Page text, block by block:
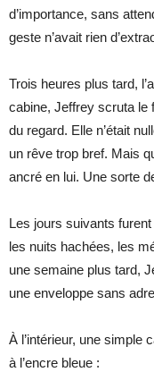
d’importance, sans
geste n’avait rien
Trois heures plus tard,
cabine, Jeffrey scruta le
du regard. Elle n’était
un rêve trop bref. Mais
ancré en lui. Une sorte
Les jours suivants
les nuits hachées, les
une semaine plus tard,
une enveloppe sans
À l’intérieur, une simple
à l’encre bleue :